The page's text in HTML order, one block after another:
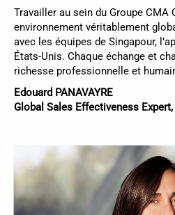
Travailler au sein du Groupe CMA
environnement véritablement
avec les équipes de Singapour,
États-Unis. Chaque échange et
richesse professionnelle et
Edouard PANAVAYRE
Global Sales Effectiveness